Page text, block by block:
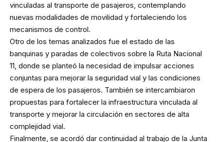
vinculadas al transporte de pasajeros, contemplando
nuevas modalidades de movilidad y fortaleciendo los
mecanismos de control.
Otro de los temas analizados fue el estado de las
banquinas y paradas de colectivos sobre la Ruta Nacional
11, donde se planteó la necesidad de impulsar acciones
conjuntas para mejorar la seguridad vial y las condiciones
de espera de los pasajeros. También se intercambiaron
propuestas para fortalecer la infraestructura vinculada al
transporte y mejorar la circulación en sectores de alta
complejidad vial.
Finalmente, se acordó dar continuidad al trabajo de la Junta